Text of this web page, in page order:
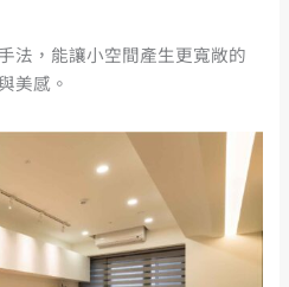
法，能讓小空間產生更寬敞的
美感。